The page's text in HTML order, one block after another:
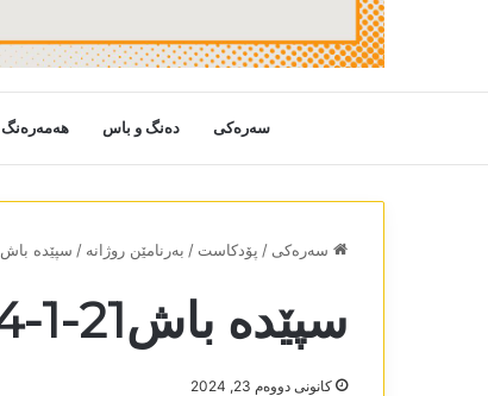
سەرەکی دەنگ و باس هەمەرەنگ
سەرەکی / پۆدکاست / بەرنامێن روژانە / سپێدە باش
سپێدە باش21-1-2024
كانونی دووه‌م 23, 2024